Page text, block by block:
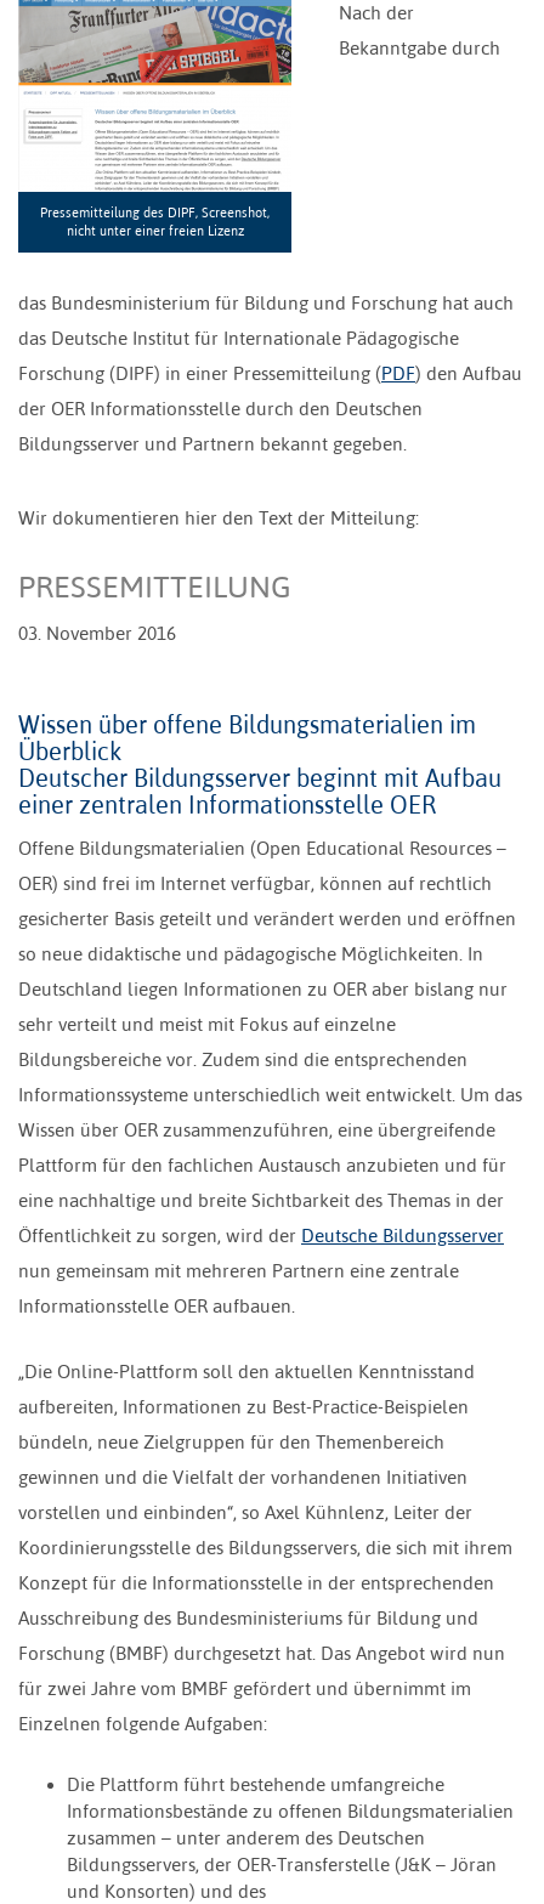
Pressemitteilung des DIPF, Screenshot,
nicht unter einer freien Lizenz
Nach der
Bekanntgabe durch
das Bundesministerium für Bildung und Forschung hat auch
das Deutsche Institut für Internationale Pädagogische
Forschung (DIPF) in einer Pressemitteilung (PDF) den Aufbau
der OER Informationsstelle durch den Deutschen
Bildungsserver und Partnern bekannt gegeben.
Wir dokumentieren hier den Text der Mitteilung:
PRESSEMITTEILUNG
03. November 2016
Wissen über offene Bildungsmaterialien im
Überblick
Deutscher Bildungsserver beginnt mit Aufbau
einer zentralen Informationsstelle OER
Offene Bildungsmaterialien (Open Educational Resources –
OER) sind frei im Internet verfügbar, können auf rechtlich
gesicherter Basis geteilt und verändert werden und eröffnen
so neue didaktische und pädagogische Möglichkeiten. In
Deutschland liegen Informationen zu OER aber bislang nur
sehr verteilt und meist mit Fokus auf einzelne
Bildungsbereiche vor. Zudem sind die entsprechenden
Informationssysteme unterschiedlich weit entwickelt. Um das
Wissen über OER zusammenzuführen, eine übergreifende
Plattform für den fachlichen Austausch anzubieten und für
eine nachhaltige und breite Sichtbarkeit des Themas in der
Öffentlichkeit zu sorgen, wird der Deutsche Bildungsserver
nun gemeinsam mit mehreren Partnern eine zentrale
Informationsstelle OER aufbauen.
„Die Online-Plattform soll den aktuellen Kenntnisstand
aufbereiten, Informationen zu Best-Practice-Beispielen
bündeln, neue Zielgruppen für den Themenbereich
gewinnen und die Vielfalt der vorhandenen Initiativen
vorstellen und einbinden“, so Axel Kühnlenz, Leiter der
Koordinierungsstelle des Bildungsservers, die sich mit ihrem
Konzept für die Informationsstelle in der entsprechenden
Ausschreibung des Bundesministeriums für Bildung und
Forschung (BMBF) durchgesetzt hat. Das Angebot wird nun
für zwei Jahre vom BMBF gefördert und übernimmt im
Einzelnen folgende Aufgaben:
Die Plattform führt bestehende umfangreiche
Informationsbestände zu offenen Bildungsmaterialien
zusammen – unter anderem des Deutschen
Bildungsservers, der OER-Transferstelle (J&K – Jöran
und Konsorten) und des